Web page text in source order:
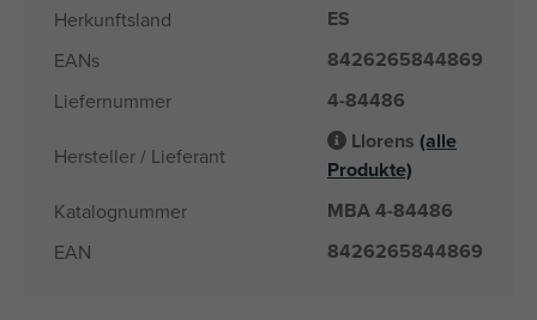
Herkunftsland ES
EANs 8426265844869
Liefernummer 4-84486
Hersteller / Lieferant
Llorens (alle
Produkte)
Katalognummer MBA 4-84486
EAN 8426265844869